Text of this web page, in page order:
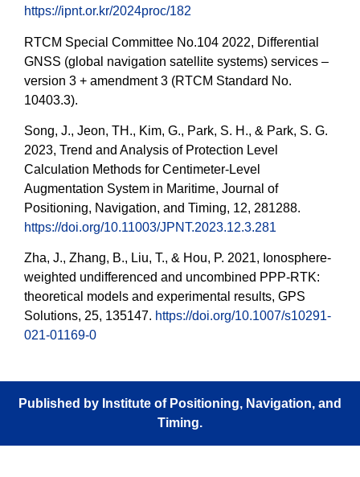
https://ipnt.or.kr/2024proc/182
RTCM Special Committee No.104 2022, Differential
GNSS (global navigation satellite systems) services –
version 3 + amendment 3 (RTCM Standard No.
10403.3).
Song, J., Jeon, TH., Kim, G., Park, S. H., & Park, S. G.
2023, Trend and Analysis of Protection Level
Calculation Methods for Centimeter-Level
Augmentation System in Maritime, Journal of
Positioning, Navigation, and Timing, 12, 281288.
https://doi.org/10.11003/JPNT.2023.12.3.281
Zha, J., Zhang, B., Liu, T., & Hou, P. 2021, Ionosphere-
weighted undifferenced and uncombined PPP-RTK:
theoretical models and experimental results, GPS
Solutions, 25, 135147. https://doi.org/10.1007/s10291-
021-01169-0
Published by Institute of Positioning, Navigation, and
Timing.